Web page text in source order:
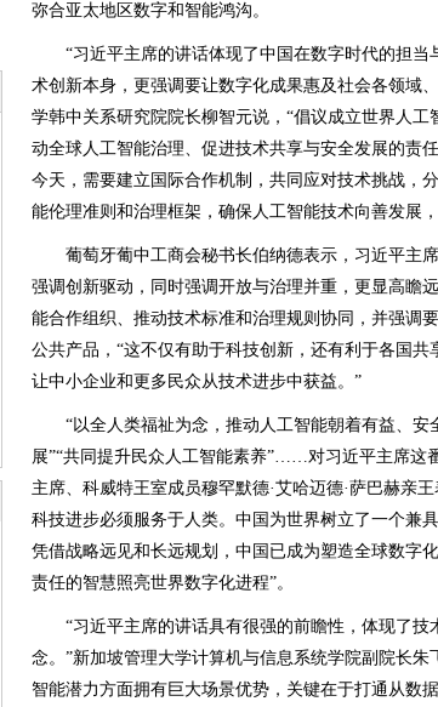
弥合亚太地区数字和智能鸿沟。
“习近平主席的讲话体现了中国在数字时代的担当
术创新本身，更强调要让数字化成果惠及社会各领域
学韩中关系研究院院长柳智元说，“倡议成立世界人工
动全球人工智能治理、促进技术共享与安全发展的责
今天，需要建立国际合作机制，共同应对技术挑战，
能伦理准则和治理框架，确保人工智能技术向善发展
葡萄牙葡中工商会秘书长伯纳德表示，习近平主席
强调创新驱动，同时强调开放与治理并重，更显高瞻
能合作组织、推动技术标准和治理规则协同，并强调
公共产品，“这不仅有助于科技创新，还有利于各国共
让中小企业和更多民众从技术进步中获益。”
“以全人类福祉为念，推动人工智能朝着有益、安
展”“共同提升民众人工智能素养”……对习近平主席这
主席、科威特王室成员穆罕默德·艾哈迈德·萨巴赫亲
科技进步必须服务于人类。中国为世界树立了一个兼
凭借战略远见和长远规划，中国已成为塑造全球数字
责任的智慧照亮世界数字化进程”。
“习近平主席的讲话具有很强的前瞻性，体现了技
念。”新加坡管理大学计算机与信息系统学院副院长朱
智能潜力方面拥有巨大场景优势，关键在于打通从数